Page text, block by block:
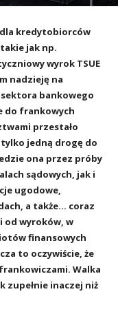
dla kredytobiorców
jak np.
wyrok TSUE
nadzieję na
bankowego
do frankowych
przestało
tylko jedną drogę do
ona przez próby
sądowych, jak i
ugodowe,
a także… coraz
od wyroków, w
finansowych
to oczywiście, że
Walka
zupełnie inaczej niż